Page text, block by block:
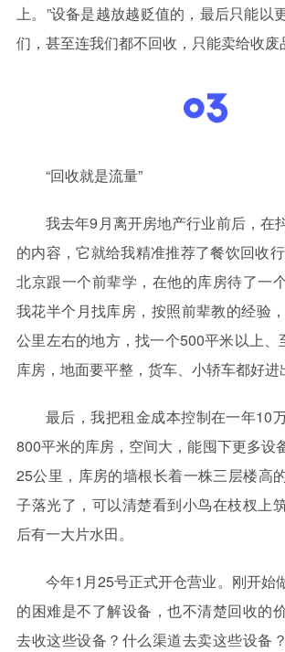
上。”设备是越放越贬值的，最后只能以
们，甚至连我们都不回收，只能卖给收废
“回收就是流量”
我去年9月离开房地产行业前后，在
的内容，它就给我精准推荐了餐饮回收
北京跟一个前辈学，在他的库房待了一
我花半个月找库房，按照前辈教的经验
公里左右的地方，找一个500平米以上、
库房，地面要平整，货车、小轿车都好进
最后，我把租金成本控制在一年10
800平米的库房，空间大，能囤下更多设
25公里，库房的墙根长着一株三层楼高
子落光了，可以清楚看到小鸟在枝杈上
后有一大片水田。
今年1月25号正式开仓营业。刚开始
的困难是不了解设备，也不清楚回收的
去收这些设备？什么渠道去卖这些设备